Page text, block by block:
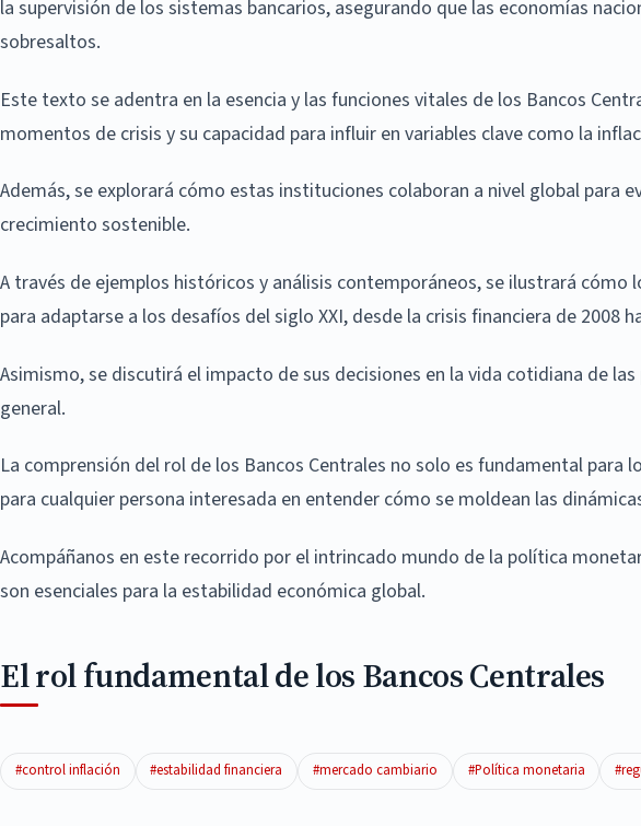
la supervisión de los sistemas bancarios, asegurando que las economías
sobresaltos.
Este texto se adentra en la esencia y las funciones vitales de los Bancos
momentos de crisis y su capacidad para influir en variables clave como la
Además, se explorará cómo estas instituciones colaboran a nivel global para
crecimiento sostenible.
A través de ejemplos históricos y análisis contemporáneos, se ilustrará cómo
para adaptarse a los desafíos del siglo XXI, desde la crisis financiera de 2008
Asimismo, se discutirá el impacto de sus decisiones en la vida cotidiana de
general.
La comprensión del rol de los Bancos Centrales no solo es fundamental para
para cualquier persona interesada en entender cómo se moldean las
Acompáñanos en este recorrido por el intrincado mundo de la política
son esenciales para la estabilidad económica global.
El rol fundamental de los Bancos Centrales
#control inflación #estabilidad financiera #mercado cambiario #Política monetaria